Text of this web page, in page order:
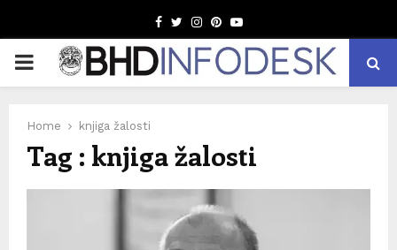
Facebook
TwitterInstagram
Pinterest
Youtube
PRIMARY
Home knjiga žalosti
Tag : knjiga žalosti